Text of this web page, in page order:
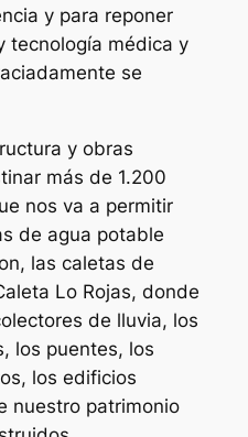
y para reponer
tecnología médica y
se
y obras
más de 1.200
nos va a permitir
de agua potable
las caletas de
Lo Rojas, donde
de lluvia, los
los puentes, los
los edificios
nuestro patrimonio